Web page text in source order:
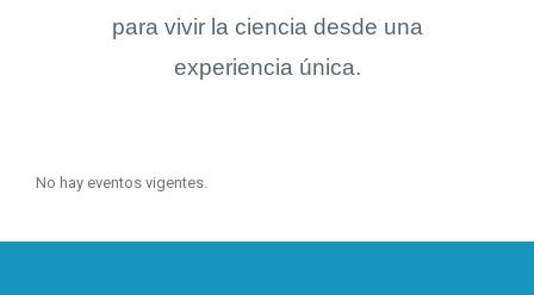
para vivir la ciencia desde una
experiencia única.
No hay eventos vigentes.